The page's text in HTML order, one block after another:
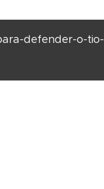
defender-o-tio-